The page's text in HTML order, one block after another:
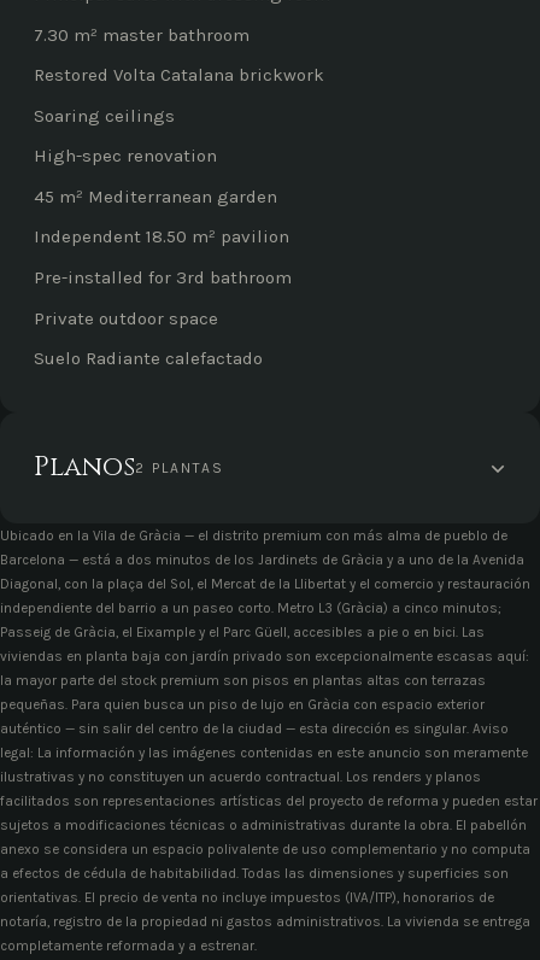
7.30 m² master bathroom
Restored Volta Catalana brickwork
Soaring ceilings
High-spec renovation
45 m² Mediterranean garden
Independent 18.50 m² pavilion
Pre-installed for 3rd bathroom
Private outdoor space
Suelo Radiante calefactado
Planos2 PLANTAS
Ubicado en la Vila de Gràcia — el distrito premium con más alma de pueblo de
Barcelona — está a dos minutos de los Jardinets de Gràcia y a uno de la Avenida
Diagonal, con la plaça del Sol, el Mercat de la Llibertat y el comercio y restauración
independiente del barrio a un paseo corto. Metro L3 (Gràcia) a cinco minutos;
Passeig de Gràcia, el Eixample y el Parc Güell, accesibles a pie o en bici. Las
viviendas en planta baja con jardín privado son excepcionalmente escasas aquí:
la mayor parte del stock premium son pisos en plantas altas con terrazas
pequeñas. Para quien busca un piso de lujo en Gràcia con espacio exterior
auténtico — sin salir del centro de la ciudad — esta dirección es singular. Aviso
legal: La información y las imágenes contenidas en este anuncio son meramente
ilustrativas y no constituyen un acuerdo contractual. Los renders y planos
facilitados son representaciones artísticas del proyecto de reforma y pueden estar
sujetos a modificaciones técnicas o administrativas durante la obra. El pabellón
anexo se considera un espacio polivalente de uso complementario y no computa
a efectos de cédula de habitabilidad. Todas las dimensiones y superficies son
orientativas. El precio de venta no incluye impuestos (IVA/ITP), honorarios de
notaría, registro de la propiedad ni gastos administrativos. La vivienda se entrega
completamente reformada y a estrenar.